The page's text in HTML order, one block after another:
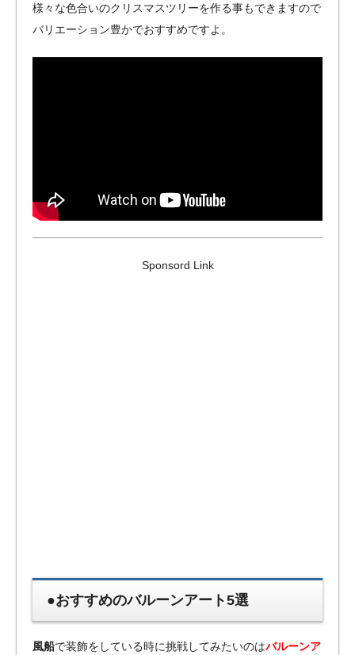
様々な色合いのクリスマスツリーを作る事もできますので
バリエーション豊かでおすすめですよ。
Sponsord Link
●おすすめのバルーンアート5選
風船で装飾をしている時に挑戦してみたいのはバルーンア